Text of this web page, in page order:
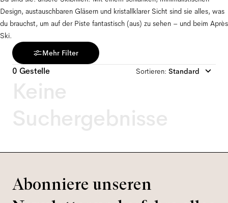
Design, austauschbaren Gläsern und kristallklarer Sicht sind sie alles, was
du brauchst, um auf der Piste fantastisch (aus) zu sehen – und beim Après
Ski.
Mehr Filter
0 Gestelle Sortieren: Standard
Abonniere unseren